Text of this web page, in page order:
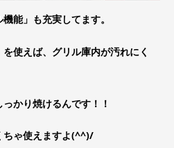
能」も充実してます。
使えば、グリル庫内が汚れにく
かり焼けるんです！！
ちゃ使えますよ(^^)/